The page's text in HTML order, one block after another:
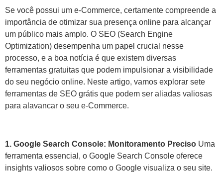
Se você possui um e-Commerce, certamente compreende a
importância de otimizar sua presença online para alcançar
um público mais amplo. O SEO (Search Engine
Optimization) desempenha um papel crucial nesse
processo, e a boa notícia é que existem diversas
ferramentas gratuitas que podem impulsionar a visibilidade
do seu negócio online. Neste artigo, vamos explorar sete
ferramentas de SEO grátis que podem ser aliadas valiosas
para alavancar o seu e-Commerce.
1. Google Search Console: Monitoramento Preciso Uma
ferramenta essencial, o Google Search Console oferece
insights valiosos sobre como o Google visualiza o seu site.